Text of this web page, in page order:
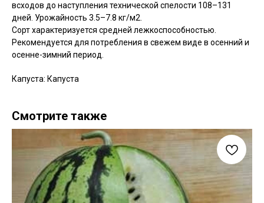
всходов до наступления технической спелости 108–131
дней. Урожайность 3.5–7.8 кг/м2.
Сорт характеризуется средней лежкоспособностью.
Рекомендуется для потребления в свежем виде в осенний и
осенне-зимний период.
Капуста: Капуста
Смотрите также